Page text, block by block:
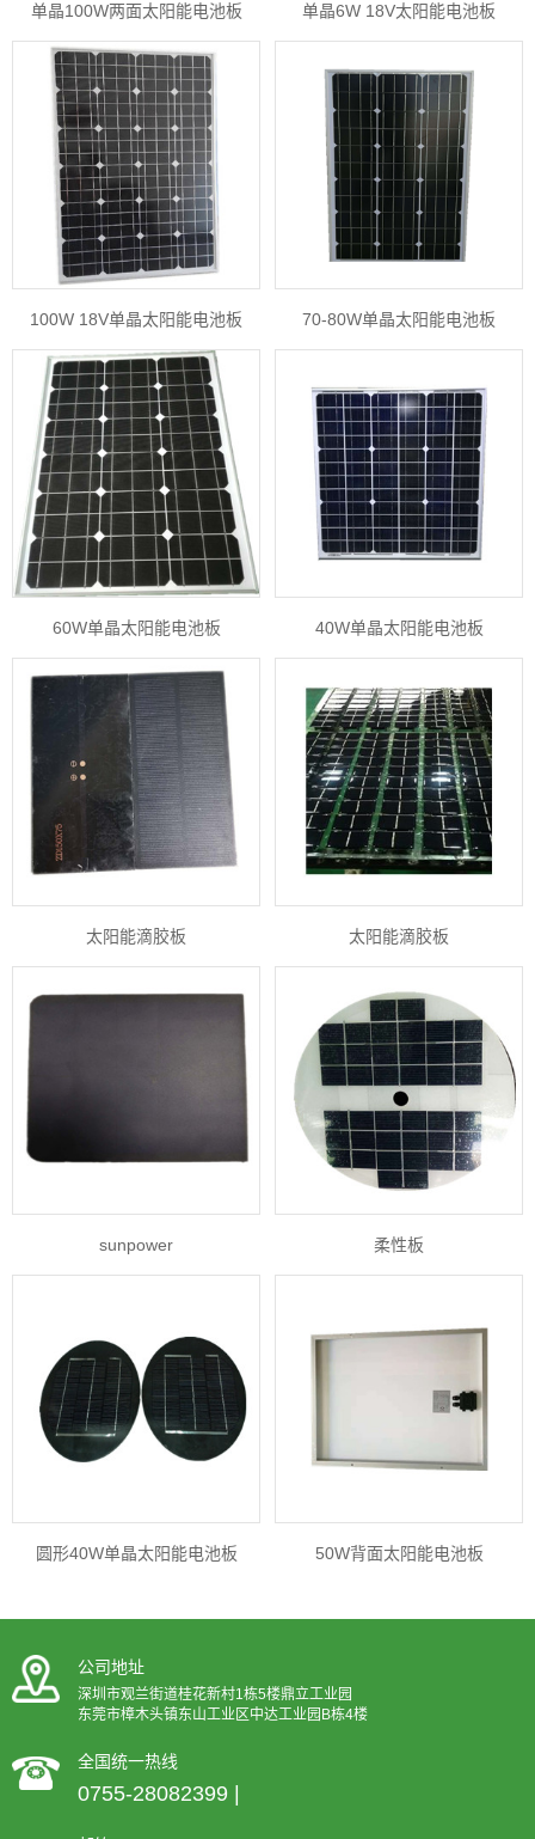
单晶100W两面太阳能电池板 单晶6W 18V太阳能电池板
100W 18V单晶太阳能电池板 70-80W单晶太阳能电池板
60W单晶太阳能电池板 40W单晶太阳能电池板
太阳能滴胶板 太阳能滴胶板
sunpower 柔性板
圆形40W单晶太阳能电池板 50W背面太阳能电池板
公司地址
深圳市观兰街道桂花新村1栋5楼鼎立工业园
东莞市樟木头镇东山工业区中达工业园B栋4楼
全国统一热线
0755-28082399 |